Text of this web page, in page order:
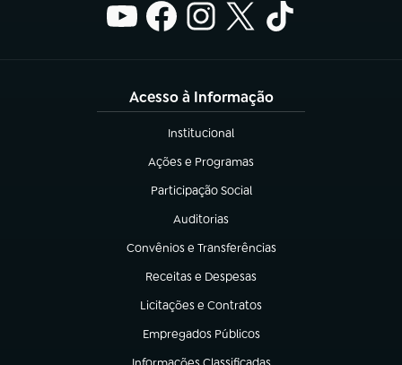
Acesso à Informação
Institucional
(abre em nova aba)
Ações e Programas
(abre em nova aba)
Participação Social
(abre em nova aba)
Auditorias
(abre em nova aba)
Convênios e Transferências
(abre em nova aba)
Receitas e Despesas
(abre em nova aba)
Licitações e Contratos
(abre em nova aba)
Empregados Públicos
(abre em nova aba)